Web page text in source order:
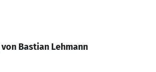
Bastian Lehmann